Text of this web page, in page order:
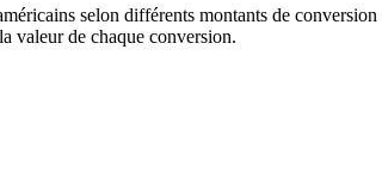
selon différents montants de
valeur de chaque conversion.